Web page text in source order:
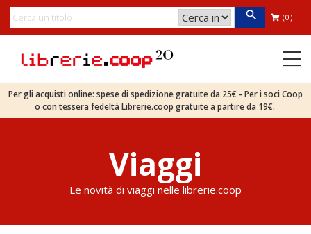
(0)
Per gli acquisti online: spese di spedizione gratuite da 25€ - Per i soci Coop
o con tessera fedeltà Librerie.coop gratuite a partire da 19€.
Viaggi
Le novità di viaggi nelle librerie.coop